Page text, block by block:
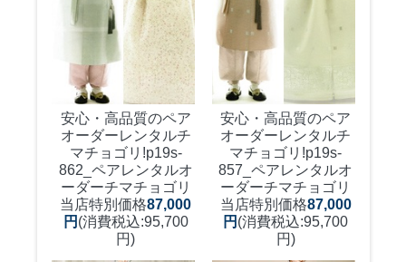
安心・高品質のペア
オーダーレンタルチ
マチョゴリ!p19s-
862_ペアレンタルオ
ーダーチマチョゴリ
当店特別価格87,000
円 (消費税込:95,700
円)
安心・高品質のペア
オーダーレンタルチ
マチョゴリ!p19s-
857_ペアレンタルオ
ーダーチマチョゴリ
当店特別価格87,000
円 (消費税込:95,700
円)